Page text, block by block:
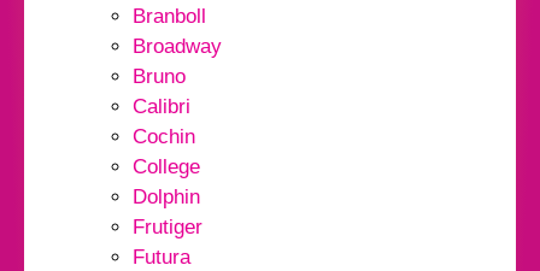
Branboll
Broadway
Bruno
Calibri
Cochin
College
Dolphin
Frutiger
Futura